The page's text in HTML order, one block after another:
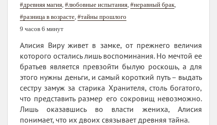
#древняя магия #любовные испытания #неравный брак
#разница в возрасте #тайны прошлого
9 часов 6 минут
Алисия Виру живет в замке, от прежнего величия
которого остались лишь воспоминания. Но мечтой ее
братьев является превзойти былую роскошь, а для
этого нужны деньги, и самый короткий путь – выдать
сестру замуж за старика Хранителя, столь богатого,
что представить размер его сокровищ невозможно.
Лишь оказавшись во власти жениха, Алисия
понимает, что их двоих связывает древняя тайна.